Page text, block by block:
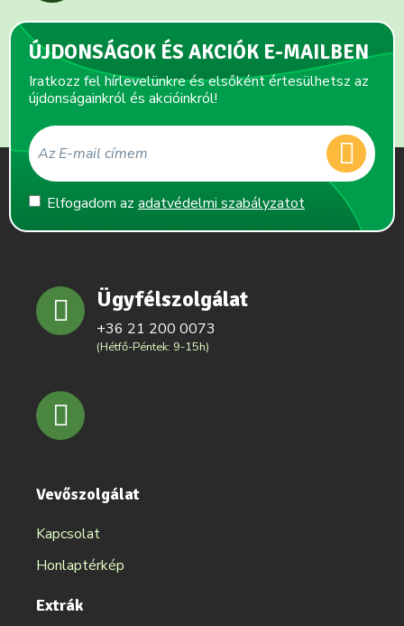
ÚJDONSÁGOK ÉS AKCIÓK E-MAILBEN
Iratkozz fel hírlevelünkre és elsőként értesülhetsz az
újdonságainkról és akcióinkról!
Elfogadom az adatvédelmi szabályzatot
Ügyfélszolgálat
+36 21 200 0073
(Hétfő-Péntek: 9-15h)
Vevőszolgálat
Kapcsolat
Honlaptérkép
Extrák